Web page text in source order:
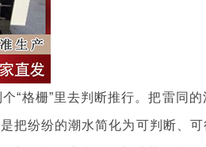
“格栅”里去判断推行。把雷同的
把纷纷的潮水简化为可判断、可